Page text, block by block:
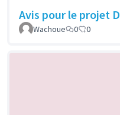
Avis pour le projet D
Wachoue 0 0